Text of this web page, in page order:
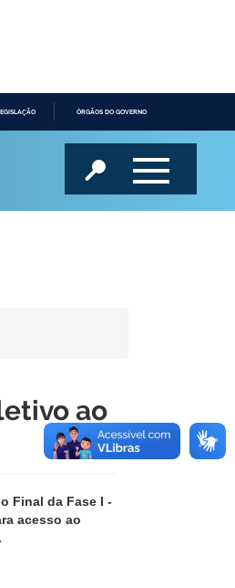
ÓRGÃOS DO GOVERNO
ao
Final da Fase I -
acesso ao